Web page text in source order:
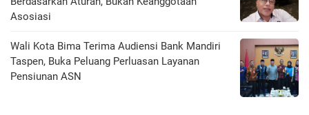
Asosiasi
Wali Kota Bima Terima Audiensi Bank Mandiri
Taspen, Buka Peluang Perluasan Layanan
Pensiunan ASN